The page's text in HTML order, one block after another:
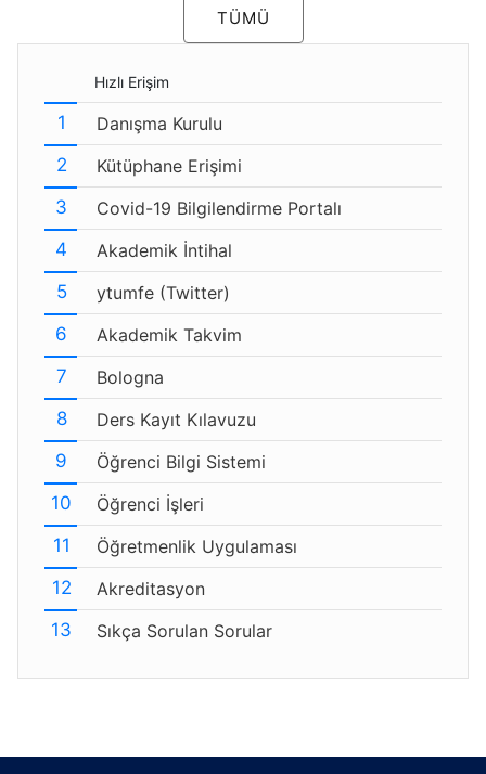
TÜMÜ
Hızlı Erişim
Danışma Kurulu
Kütüphane Erişimi
Covid-19 Bilgilendirme Portalı
Akademik İntihal
ytumfe (Twitter)
Akademik Takvim
Bologna
Ders Kayıt Kılavuzu
Öğrenci Bilgi Sistemi
Öğrenci İşleri
Öğretmenlik Uygulaması
Akreditasyon
Sıkça Sorulan Sorular